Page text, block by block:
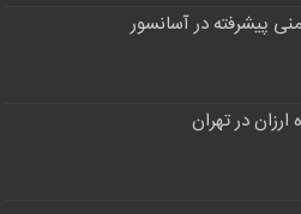
پیشرفته در آسانسور
در تهران